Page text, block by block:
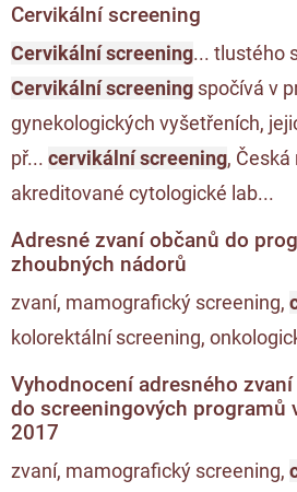
Cervikální screening
Cervikální screening... tlustého
Cervikální screening spočívá v
gynekologických vyšetřeních,
př... cervikální screening, Česká
akreditované cytologické lab...
Adresné zvaní občanů do
zhoubných nádorů
zvaní, mamografický screening,
kolorektální screening,
Vyhodnocení adresného
do screeningových programů
2017
zvaní, mamografický screening,